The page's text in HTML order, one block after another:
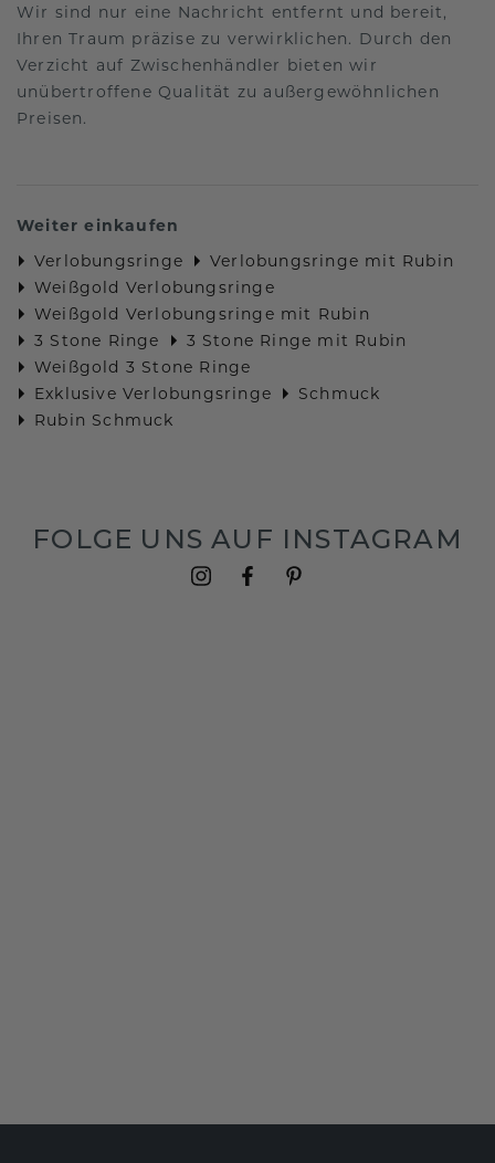
Wir sind nur eine Nachricht entfernt und bereit,
Ihren Traum präzise zu verwirklichen. Durch den
Verzicht auf Zwischenhändler bieten wir
unübertroffene Qualität zu außergewöhnlichen
Preisen.
Weiter einkaufen
Verlobungsringe
Verlobungsringe mit Rubin
Weißgold Verlobungsringe
Weißgold Verlobungsringe mit Rubin
3 Stone Ringe
3 Stone Ringe mit Rubin
Weißgold 3 Stone Ringe
Exklusive Verlobungsringe
Schmuck
Rubin Schmuck
FOLGE UNS AUF INSTAGRAM